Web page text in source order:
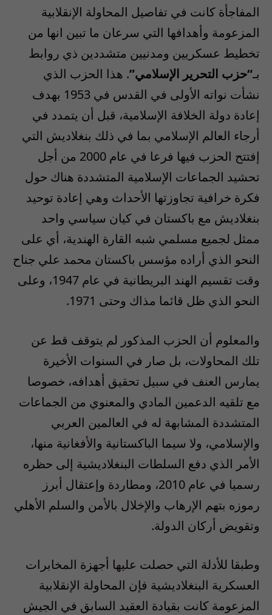
المفاجأة كانت في تفاصيل المحاولة الإنقلابية
المزعومة وأهدافها التي سرعان ما تبين انها من
تخطيط عسكريين ومدنيين متشددين ذي روابط
بـ“حزب التحرير الإسلامي”. هذا الحزب الذي
نشأت نواته الأولى في القدس في 1953 بهدف
إعادة دولة الخلافة الإسلامية، قبل أن يتمدد في
أرجاء العالم الإسلامي بما في ذلك بنغلاديش التي
إفتتح الحزب فيها فرعا في عام 2000 من أجل
تحشيد الجماعات الإسلامية المتشددة هناك حول
فكرة خرافية تجاوزتها الأحداث وهي إعادة توحيد
بنغلاديش مع باكستان في كيان سياسي واحد
ممثل لجميع مسلمي شبه القارة الهندية، أي على
النحو الذي أراده مؤسس باكستان محمد علي جناح
وقت تقسيم الهند البريطانية في عام 1947، وعلى
النحو الذي ظل قائما مذاك وحتى 1971.
والمعلوم أن الحزب المذكور لم يتوقف قط عن
تلك المحاولات، بل صار في السنوات الأخيرة
يمارس العنف في سبيل تحقيق أهدافه، خصوصا
مع تلقيه الدعمين المادي والمعنوي من الجماعات
المتشددة المشابهة له في العالمين العربي
والإسلامي، ولا سيما الباكستانية والأفغانية منها،
الأمر الذي دفع السلطات البنغلاديشية إلى حظره
رسميا في عام 2010، ومطاردة وإعتقال أبرز
رموزه بتهم الإرهاب والإخلال بالأمن والسلم الأهلي
وتقويض أركان الدولة.
وطبقا للأدلة التي حصلت عليها أجهزة المخابرات
العسكرية البنغلاديشية فإن المحاولة الإنقلابية
المزعومة كانت بقيادة العقيد السابق في الجيش